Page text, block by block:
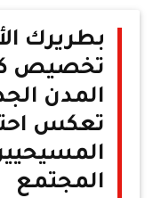
بطريرك
تخصيص
المدن
تعكس
المجتمع